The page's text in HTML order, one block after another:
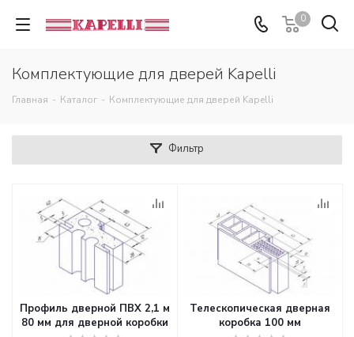
0
Комплектующие для дверей Kapelli
Главная - Каталог - Комплектующие для дверей Kapelli
Фильтр
Профиль дверной ПВХ 2,1 м
80 мм для дверной коробки
Телескопическая дверная
коробка 100 мм